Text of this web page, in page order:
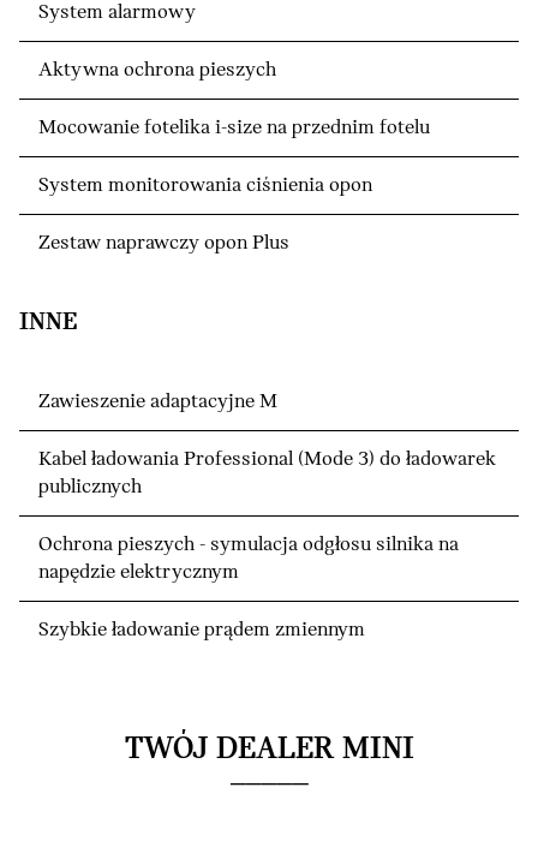
System alarmowy
Aktywna ochrona pieszych
Mocowanie fotelika i-size na przednim fotelu
System monitorowania ciśnienia opon
Zestaw naprawczy opon Plus
INNE
Zawieszenie adaptacyjne M
Kabel ładowania Professional (Mode 3) do ładowarek
publicznych
Ochrona pieszych - symulacja odgłosu silnika na
napędzie elektrycznym
Szybkie ładowanie prądem zmiennym
TWÓJ DEALER MINI